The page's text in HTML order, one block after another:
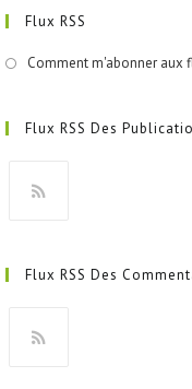
Flux RSS
Comment m'abonner aux
Flux RSS Des
un
onglet
Flux RSS Des